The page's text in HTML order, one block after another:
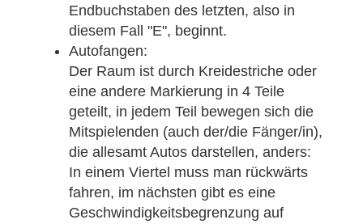
Endbuchstaben des letzten, also in
diesem Fall "E", beginnt.
Autofangen:
Der Raum ist durch Kreidestriche oder
eine andere Markierung in 4 Teile
geteilt, in jedem Teil bewegen sich die
Mitspielenden (auch der/die Fänger/in),
die allesamt Autos darstellen, anders:
In einem Viertel muss man rückwärts
fahren, im nächsten gibt es eine
Geschwindigkeitsbegrenzung auf